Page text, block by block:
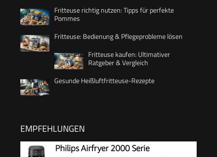
Fritteuse richtig nutzen: Tipps für perfekte
Pommes
Fritteuse: Bedienung & Pflegeprobleme lösen
Fritteuse kaufen: Ultimativer
Ratgeber & Vergleich
Gesunde Heißluftfritteuse-Rezepte
EMPFEHLUNGEN
Philips Airfryer 2000 Serie